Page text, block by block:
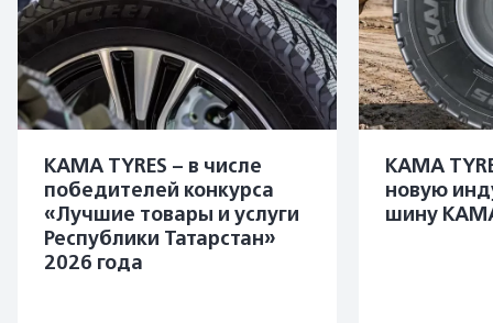
KAMA TYRES – в числе
победителей конкурса
«Лучшие товары и услуги
Республики Татарстан»
2026 года
KAMA
новую
шину